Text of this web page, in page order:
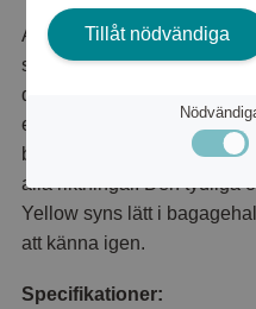
American Tourister Diablast
slitstark resväska med hårt
där du behöver maximal
expanderbara designen ger
behövs, och fyra smidiga
alla riktningar. Den tydliga
Yellow syns lätt i
att känna igen.
Specifikationer:
Tillåt nödvändiga